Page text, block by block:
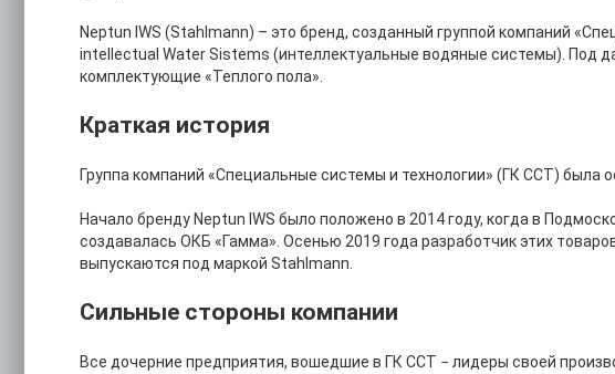
Neptun IWS (Stahlmann) – это бренд, созданный группой компаний
intellectual Water Sistems (интеллектуальные водяные системы). Под
комплектующие «Теплого пола».
Краткая история
Группа компаний «Специальные системы и технологии» (ГК ССТ)
Начало бренду Neptun IWS было положено в 2014 году, когда в
создавалась ОКБ «Гамма». Осенью 2019 года разработчик этих
выпускаются под маркой Stahlmann.
Сильные стороны компании
Все дочерние предприятия, вошедшие в ГК ССТ − лидеры своей